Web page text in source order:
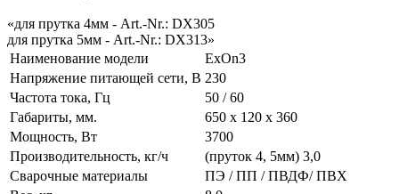
«для прутка 4мм - Art.-Nr.: DX305
для прутка 5мм - Art.-Nr.: DX313»
Наименование модели
ExOn3
Напряжение питающей сети, В 230
Частота тока, Гц
50 / 60
Габариты, мм.
650 х 120 х 360
Мощность, Вт
3700
Производительность, кг/ч
(пруток 4, 5мм) 3,0
Сварочные материалы
ПЭ / ПП / ПВДФ/ ПВХ